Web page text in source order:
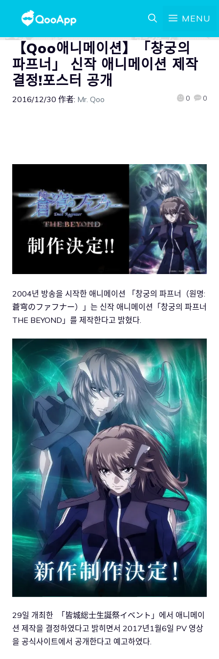
MENU
【Qoo애니메이션】「창궁의
파프너」 신작 애니메이션 제작
결정!포스터 공개
2016/12/30 作者: Mr. Qoo 0 0
2004년 방송을 시작한 애니메이션 「창궁의 파프너（원명:
蒼穹のファフナー）」는 신작 애니메이션「창궁의 파프너
THE BEYOND」를 제작한다고 밝혔다.
29일 개최한 「皆城総士生誕祭イベント」에서 애니메이
션 제작을 결정하였다고 밝히면서 2017년1월6일 PV 영상
을 공식사이트에서 공개한다고 예고하였다.